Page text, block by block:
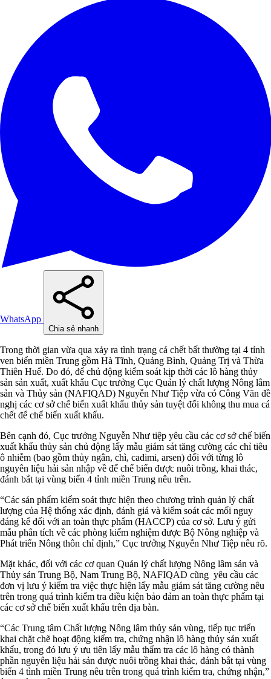
WhatsApp
Chia sẻ nhanh
Trong thời gian vừa qua xảy ra tình trạng cá chết bất thường tại 4 tỉnh
ven biển miền Trung gồm Hà Tĩnh, Quảng Bình, Quảng Trị và Thừa
Thiên Huế. Do đó, để chủ động kiểm soát kịp thời các lô hàng thủy
sản sản xuất, xuất khẩu Cục trưởng Cục Quản lý chất lượng Nông lâm
sản và Thủy sản (NAFIQAD) Nguyễn Như Tiệp vừa có Công Văn đề
nghị các cơ sở chế biến xuất khẩu thủy sản tuyệt đối không thu mua cá
chết để chế biến xuất khẩu.
Bên cạnh đó, Cục trưởng Nguyễn Như tiệp yêu cầu các cơ sở chế biến
xuất khẩu thủy sản chủ động lấy mẫu giám sát tăng cường các chỉ tiêu
ô nhiễm (bao gồm thủy ngân, chì, cadimi, arsen) đối với từng lô
nguyên liệu hải sản nhập về để chế biến được nuôi trồng, khai thác,
đánh bắt tại vùng biển 4 tỉnh miền Trung nêu trên.
“Các sản phẩm kiểm soát thực hiện theo chương trình quản lý chất
lượng của Hệ thống xác định, đánh giá và kiểm soát các mối nguy
đáng kể đối với an toàn thực phẩm (HACCP) của cơ sở. Lưu ý gửi
mẫu phân tích về các phòng kiểm nghiệm được Bộ Nông nghiệp và
Phát triển Nông thôn chỉ định,” Cục trưởng Nguyễn Như Tiệp nêu rõ.
Mặt khác, đối với các cơ quan Quản lý chất lượng Nông lâm sản và
Thủy sản Trung Bộ, Nam Trung Bộ, NAFIQAD cũng yêu cầu các
đơn vị lưu ý kiểm tra việc thực hiện lấy mẫu giám sát tăng cường nêu
trên trong quá trình kiểm tra điều kiện bảo đảm an toàn thực phẩm tại
các cơ sở chế biến xuất khẩu trên địa bàn.
“Các Trung tâm Chất lượng Nông lâm thủy sản vùng, tiếp tục triển
khai chặt chẽ hoạt động kiểm tra, chứng nhận lô hàng thủy sản xuất
khẩu, trong đó lưu ý ưu tiên lấy mẫu thẩm tra các lô hàng có thành
phần nguyên liệu hải sản được nuôi trồng khai thác, đánh bắt tại vùng
biển 4 tình miền Trung nêu trên trong quá trình kiểm tra, chứng nhận,”